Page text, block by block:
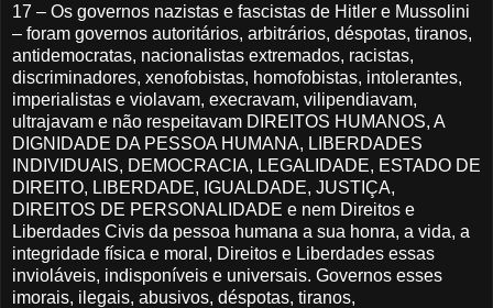
17 – Os governos nazistas e fascistas de Hitler e Mussolini
– foram governos autoritários, arbitrários, déspotas, tiranos,
antidemocratas, nacionalistas extremados, racistas,
discriminadores, xenofobistas, homofobistas, intolerantes,
imperialistas e violavam, execravam, vilipendiavam,
ultrajavam e não respeitavam DIREITOS HUMANOS, A
DIGNIDADE DA PESSOA HUMANA, LIBERDADES
INDIVIDUAIS, DEMOCRACIA, LEGALIDADE, ESTADO DE
DIREITO, LIBERDADE, IGUALDADE, JUSTIÇA,
DIREITOS DE PERSONALIDADE e nem Direitos e
Liberdades Civis da pessoa humana a sua honra, a vida, a
integridade física e moral, Direitos e Liberdades essas
invioláveis, indisponíveis e universais. Governos esses
imorais, ilegais, abusivos, déspotas, tiranos,